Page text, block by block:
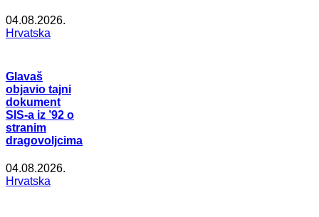
04.08.2026.
Hrvatska
Glavaš
objavio tajni
dokument
SIS-a iz ’92 o
stranim
dragovoljcima
04.08.2026.
Hrvatska